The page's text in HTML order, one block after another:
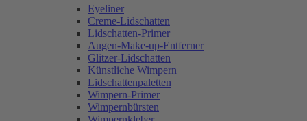
Eyeliner
Creme-Lidschatten
Lidschatten-Primer
Augen-Make-up-Entferner
Glitzer-Lidschatten
Künstliche Wimpern
Lidschattenpaletten
Wimpern-Primer
Wimpernbürsten